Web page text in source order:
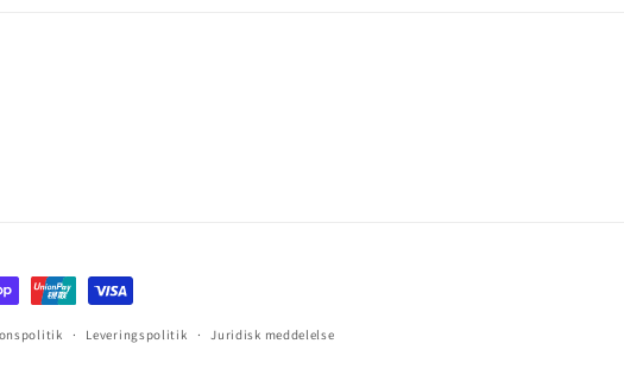
Leveringspolitik Juridisk meddelelse